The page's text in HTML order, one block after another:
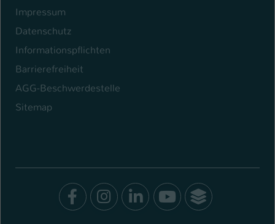
Impressum
Datenschutz
Informationspflichten
Barrierefreiheit
AGG-Beschwerdestelle
Sitemap
Facebook
Instagram
LinkedIn
Youtube